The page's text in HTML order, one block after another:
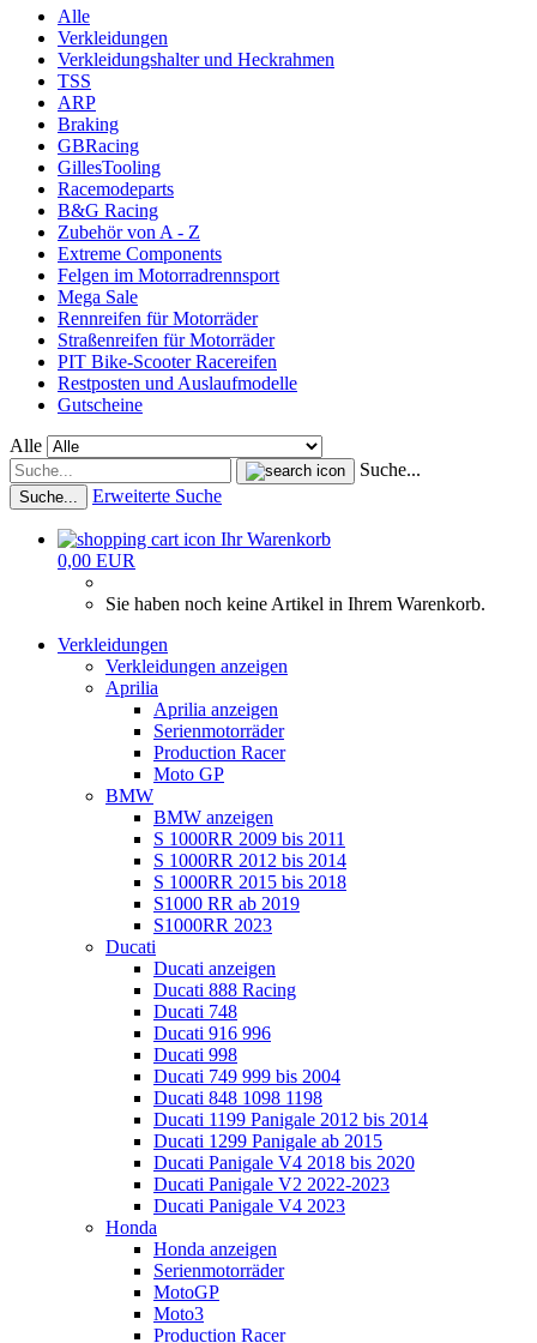
Alle
Verkleidungen
Verkleidungshalter und Heckrahmen
TSS
ARP
Braking
GBRacing
GillesTooling
Racemodeparts
B&G Racing
Zubehör von A - Z
Extreme Components
Felgen im Motorradrennsport
Mega Sale
Rennreifen für Motorräder
Straßenreifen für Motorräder
PIT Bike-Scooter Racereifen
Restposten und Auslaufmodelle
Gutscheine
Alle
Suche...
Suche... Erweiterte Suche
Ihr Warenkorb
0,00 EUR
Sie haben noch keine Artikel in Ihrem Warenkorb.
Verkleidungen
Verkleidungen anzeigen
Aprilia
Aprilia anzeigen
Serienmotorräder
Production Racer
Moto GP
BMW
BMW anzeigen
S 1000RR 2009 bis 2011
S 1000RR 2012 bis 2014
S 1000RR 2015 bis 2018
S1000 RR ab 2019
S1000RR 2023
Ducati
Ducati anzeigen
Ducati 888 Racing
Ducati 748
Ducati 916 996
Ducati 998
Ducati 749 999 bis 2004
Ducati 848 1098 1198
Ducati 1199 Panigale 2012 bis 2014
Ducati 1299 Panigale ab 2015
Ducati Panigale V4 2018 bis 2020
Ducati Panigale V2 2022-2023
Ducati Panigale V4 2023
Honda
Honda anzeigen
Serienmotorräder
MotoGP
Moto3
Production Racer